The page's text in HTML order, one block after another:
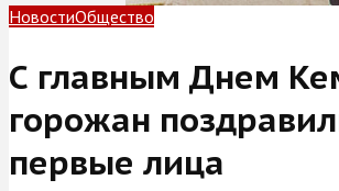
НовостиОбщество
С главным Днем
горожан
первые лица